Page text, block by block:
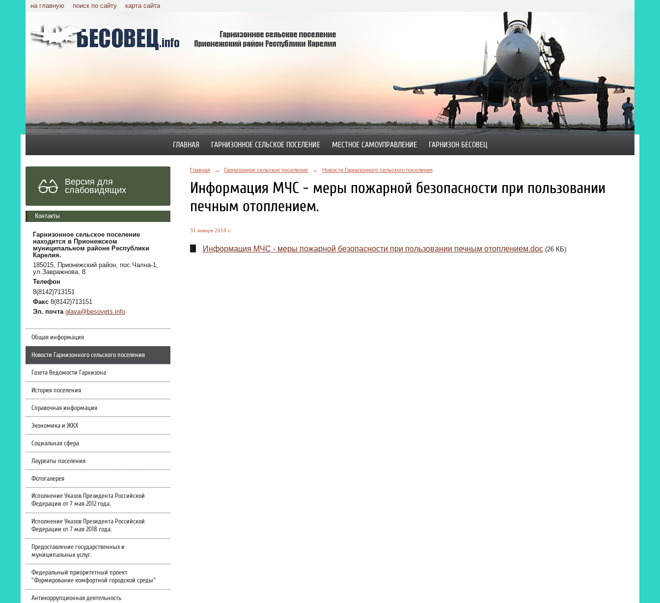
на главную поиск по сайту карта сайта
ГЛАВНАЯ ГАРНИЗОННОЕ СЕЛЬСКОЕ ПОСЕЛЕНИЕ МЕСТНОЕ САМОУПРАВЛЕНИЕ ГАРНИЗОН БЕСОВЕЦ
Версия для
слабовидящих
Контакты
Гарнизонное сельское поселение
находится в Прионежском
муниципальном районе Республики
Карелия.
185015, Прионежский район, пос.Чална-1,
ул.Завражнова, 8
Телефон
8(8142)713151
Факс 8(8142)713151
Эл. почта glava@besovets.info
Общая информация
Новости Гарнизонного сельского поселения
Газета Ведомости Гарнизона
История поселения
Справочная информация
Экономика и ЖКХ
Социальная сфера
Лауреаты поселения
Фотогалерея
Исполнение Указов Президента Российской
Федерации от 7 мая 2012 года.
Исполнение Указов Президента Российской
Федерации от 7 мая 2018 года.
Предоставление государственных и
муниципальных услуг.
Федеральный приоритетный проект
"Формирование комфортной городской среды"
Антикоррупционная деятельность
Главная → Гарнизонное сельское поселение → Новости Гарнизонного сельского поселения
Информация МЧС - меры пожарной безопасности при пользовании
печным отоплением.
31 января 2018 г.
Информация МЧС - меры пожарной безопасности при пользовании печным отоплением.doc (26 КБ)